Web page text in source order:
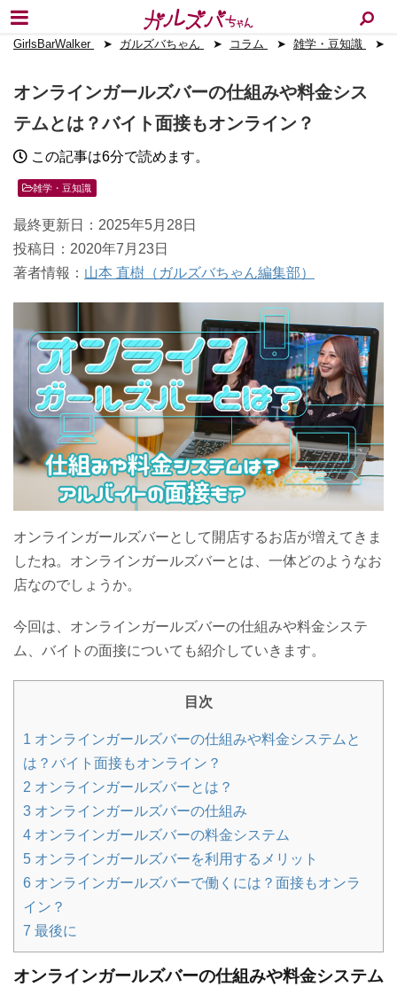
GirlsBarWalker ガルズバちゃん コラム 雑学・豆知識
オンラインガールズバーの仕組みや料金シス
テムとは？バイト面接もオンライン？
この記事は6分で読めます。
雑学・豆知識
最終更新日：2025年5月28日
投稿日：2020年7月23日
著者情報： 山本 直樹（ガルズバちゃん編集部）
オンラインガールズバーとして開店するお店が増えてきま
したね。オンラインガールズバーとは、一体どのようなお
店なのでしょうか。
今回は、オンラインガールズバーの仕組みや料金システ
ム、バイトの面接についても紹介していきます。
目次
1 オンラインガールズバーの仕組みや料金システムと
は？バイト面接もオンライン？
2 オンラインガールズバーとは？
3 オンラインガールズバーの仕組み
4 オンラインガールズバーの料金システム
5 オンラインガールズバーを利用するメリット
6 オンラインガールズバーで働くには？面接もオンラ
イン？
7 最後に
オンラインガールズバーの仕組みや料金システム